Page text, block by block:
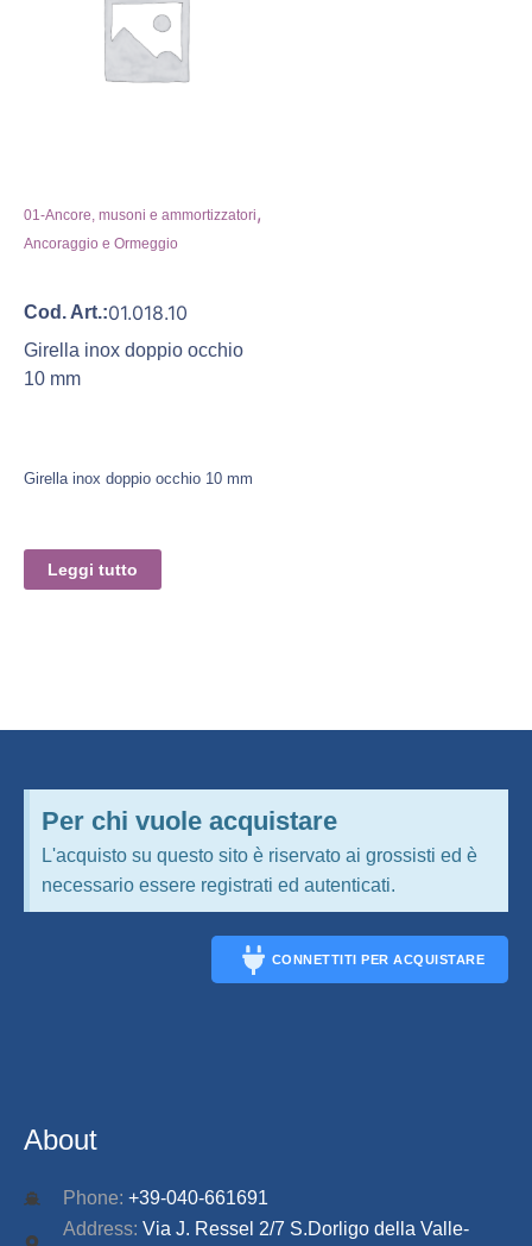
01-Ancore, musoni e ammortizzatori,
Ancoraggio e Ormeggio
Cod. Art.:01.018.10
Girella inox doppio occhio
10 mm
Girella inox doppio occhio 10 mm
Leggi tutto
Per chi vuole acquistare
L'acquisto su questo sito è riservato ai grossisti ed è
necessario essere registrati ed autenticati.
CONNETTITI PER ACQUISTARE
About
Phone: +39-040-661691
Address: Via J. Ressel 2/7 S.Dorligo della Valle-